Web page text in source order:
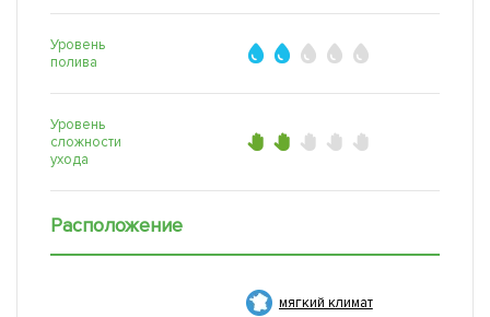
Уровень
полива
Уровень
сложности
ухода
Расположение
мягкий климат